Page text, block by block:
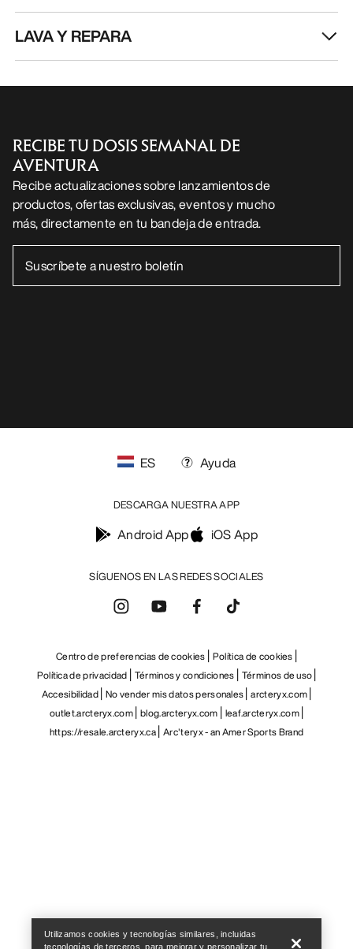
LAVA Y REPARA
RECIBE TU DOSIS SEMANAL DE
AVENTURA
Recibe actualizaciones sobre lanzamientos de
productos, ofertas exclusivas, eventos y mucho
más, directamente en tu bandeja de entrada.
SÍGUENOS EN LAS REDES SOCIALES
ES Ayuda
DESCARGA NUESTRA APP
Android App iOS App
Centro de preferencias de cookies Política de cookies
Política de privacidad Términos y condiciones Términos de uso
Accesibilidad No vender mis datos personales arcteryx.com
outlet.arcteryx.com blog.arcteryx.com leaf.arcteryx.com
https://resale.arcteryx.ca Arc'teryx - an Amer Sports Brand
Utilizamos cookies y tecnologías similares, incluidas
tecnologías de terceros, para mejorar y personalizar tu